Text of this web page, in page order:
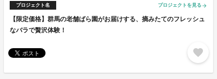
プロジェクト名 プロジェクトを見る arrow_forward
【限定価格】群馬の老舗ばら園がお届けする、摘みたてのフレッシュ
なバラで贅沢体験！
favorite